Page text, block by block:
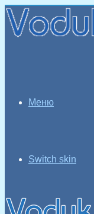
Меню
Switch skin